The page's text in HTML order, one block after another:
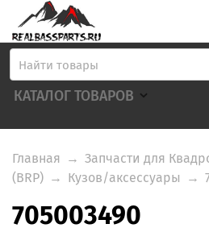
КАТАЛОГ ТОВАРОВ
Главная → Запчасти для
(BRP) → Кузов/аксессуары →
705003490